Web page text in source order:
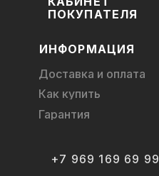
ПОКУПАТЕЛЯ
+7 969 169 69 99
ИНФОРМАЦИЯ
Доставка и оплата
Как купить
Гарантия